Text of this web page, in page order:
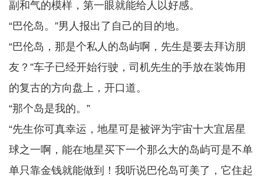
副和气的模样，第一眼就能给人以好感。
“巴伦岛。”男人报出了自己的目的地。
“巴伦岛，那是个私人的岛屿啊，先生是要去拜访朋
友？”车子已经开始行驶，司机先生的手放在装饰用
的复古的方向盘上，开口道。
“那个岛是我的。”
“先生你可真幸运，地星可是被评为宇宙十大宜居星
球之一啊，能在地星买下一个那么大的岛屿可是不单
单只靠金钱就能做到！我听说巴伦岛可美了，它住起